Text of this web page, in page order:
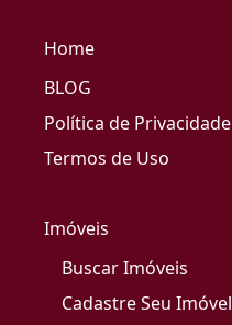
Home
BLOG
Política de Privacidade
Termos de Uso
Imóveis
Buscar Imóveis
Cadastre Seu Imóvel